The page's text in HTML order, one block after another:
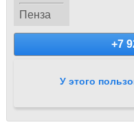
Пенза
+7
У этого